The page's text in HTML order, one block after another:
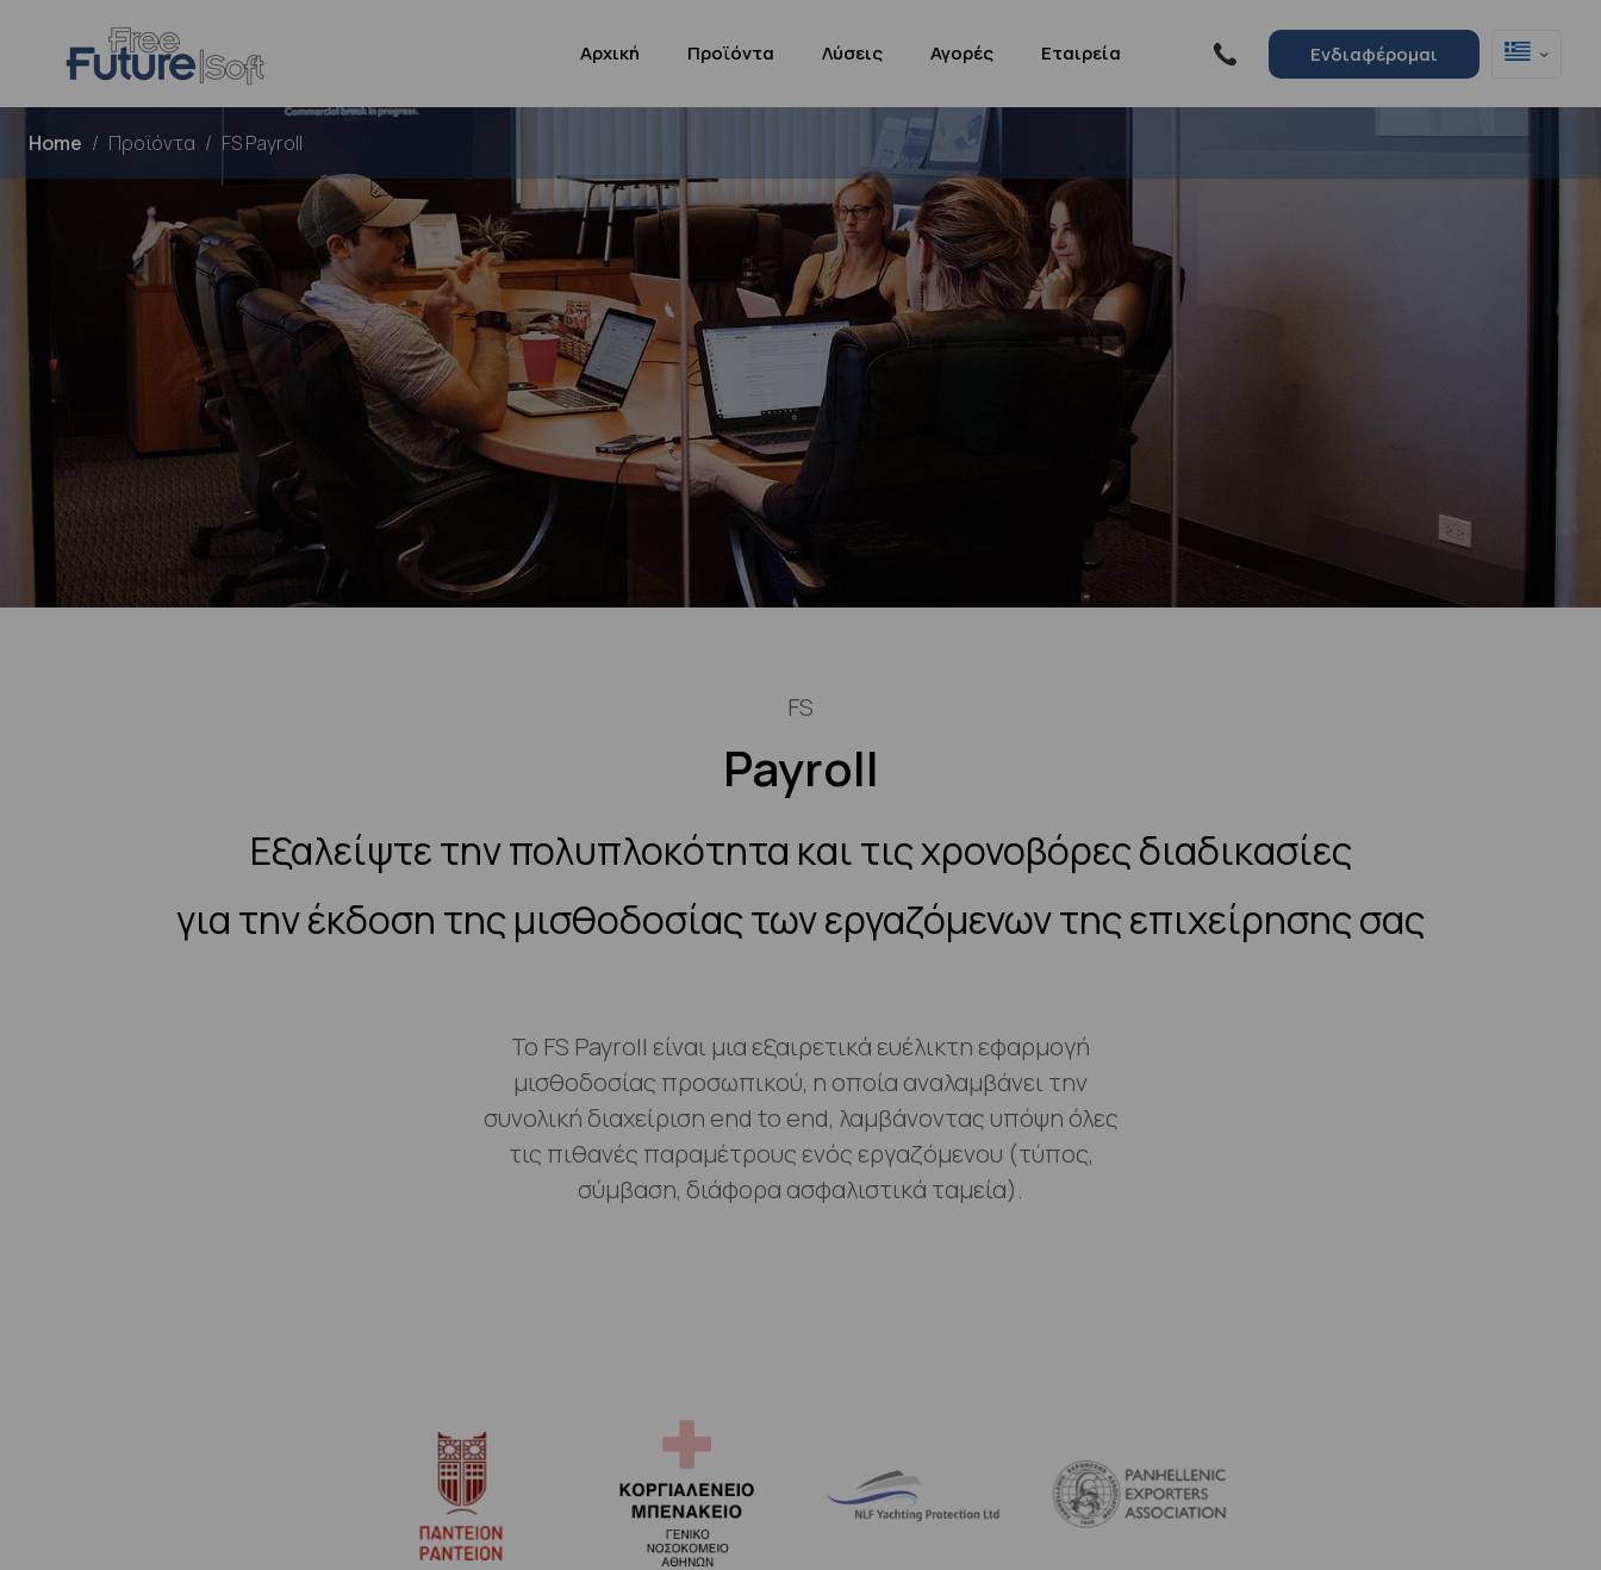
Αρχική Προϊόντα Λύσεις Αγορές Εταιρεία Ενδιαφέρομαι
Home Προϊόντα FS Payroll
FS
Payroll
Εξαλείψτε την πολυπλοκότητα και τις χρονοβόρες διαδικασίες
για την έκδοση της μισθοδοσίας των εργαζόμενων της επιχείρησης σας
Το FS Payroll είναι μια εξαιρετικά ευέλικτη εφαρμογή
μισθοδοσίας προσωπικού, η οποία αναλαμβάνει την
συνολική διαχείριση end to end, λαμβάνοντας υπόψη όλες
τις πιθανές παραμέτρους ενός εργαζόμενου (τύπος,
σύμβαση, διάφορα ασφαλιστικά ταμεία).